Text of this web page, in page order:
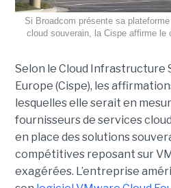
Si Broadcom présente sa
cloud souverain, la Cispe affirme le
Selon le Cloud Infrastructure
Europe (Cispe), les
lesquelles elle serait en
fournisseurs de services
en place des solutions
compétitives reposant sur
exagérées. L’entreprise